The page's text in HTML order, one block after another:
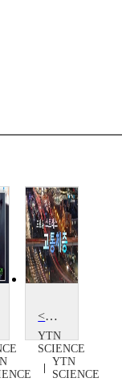
<다큐S+>도로 위 스트레스, 교통체증
YTN
SCIENCE
YTN
SCIENCE